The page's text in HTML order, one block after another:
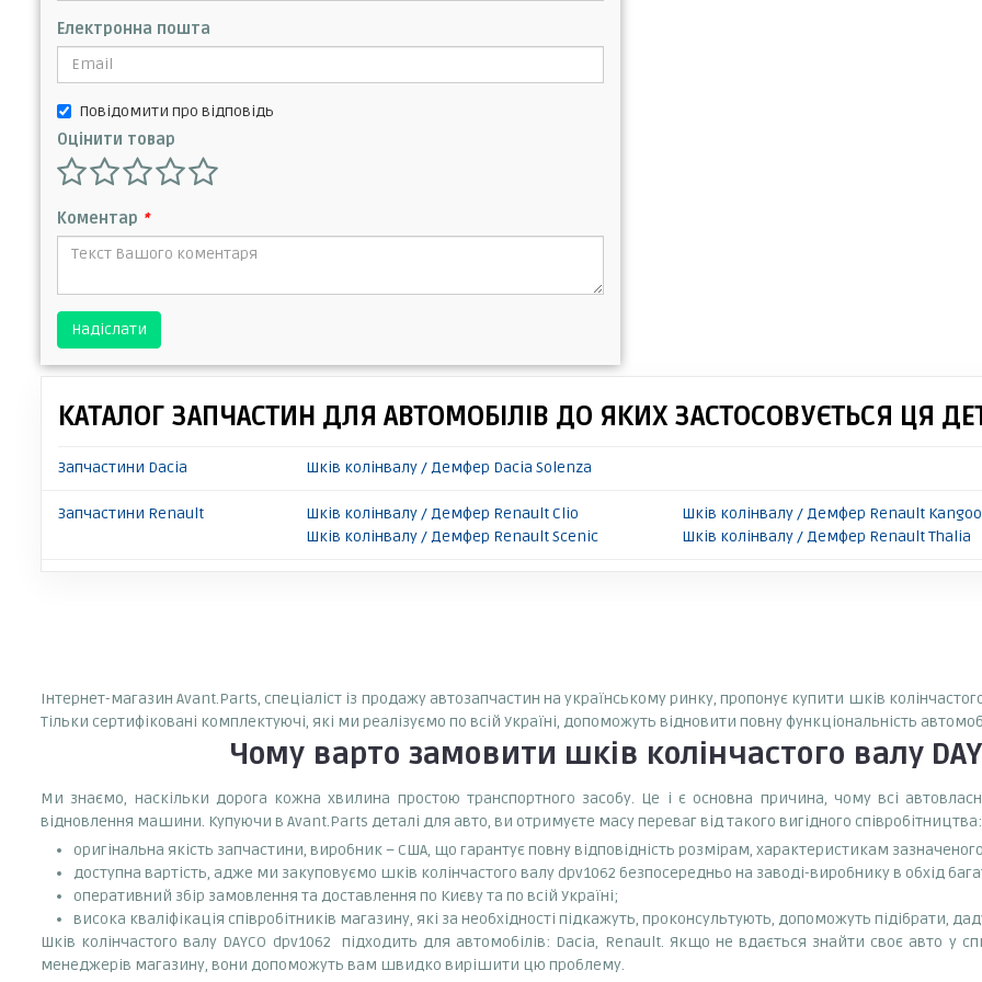
Електронна пошта
Повідомити про відповідь
Оцінити товар
Коментар *
Надіслати
КАТАЛОГ ЗАПЧАСТИН ДЛЯ АВТОМОБІЛІВ ДО ЯКИХ ЗАСТОСОВУЄТЬСЯ ЦЯ
Запчастини Dacia Шків колінвалу / Демфер Dacia Solenza
Запчастини Renault Шків колінвалу / Демфер Renault Clio
Шків колінвалу / Демфер Renault Kangoo
Шків колінвалу / Демфер Renault Scenic
Шків колінвалу / Демфер Renault Thalia
Інтернет-магазин Avant.Parts, спеціаліст із продажу автозапчастин на українському ринку, пропонує купити шків
Тільки сертифіковані комплектуючі, які ми реалізуємо по всій Україні, допоможуть відновити повну функціональність
Чому варто замовити шків колінчастого валу
Ми знаємо, наскільки дорога кожна хвилина простою транспортного засобу. Це і є основна причина, чому всі
відновлення машини. Купуючи в Avant.Parts деталі для авто, ви отримуєте масу переваг від такого вигідного співробітництва:
оригінальна якість запчастини, виробник – США, що гарантує повну відповідність розмірам, характеристикам
доступна вартість, адже ми закуповуємо шків колінчастого валу dpv1062 безпосередньо на заводі-виробнику в обхід
оперативний збір замовлення та доставлення по Києву та по всій Україні;
висока кваліфікація співробітників магазину, які за необхідності підкажуть, проконсультують, допоможуть підібрати,
Шків колінчастого валу DAYCO dpv1062 підходить для автомобілів: Dacia, Renault. Якщо не вдається знайти своє авто у
менеджерів магазину, вони допоможуть вам швидко вирішити цю проблему.